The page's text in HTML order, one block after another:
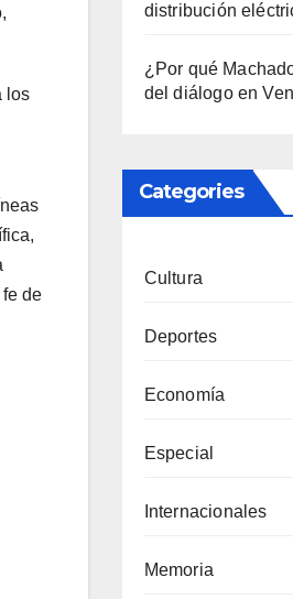
los
de
distribución
¿Por qué
del diálogo en
Categories
Cultura
Deportes
Economía
Especial
Internacionales
Memoria